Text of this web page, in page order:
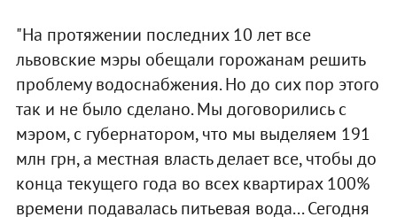
"На протяжении последних 10 лет все
львовские мэры обещали горожанам решить
проблему водоснабжения. Но до сих пор этого
так и не было сделано. Мы договорились с
мэром, с губернатором, что мы выделяем 191
млн грн, а местная власть делает все, чтобы до
конца текущего года во всех квартирах 100%
времени подавалась питьевая вода... Сегодня